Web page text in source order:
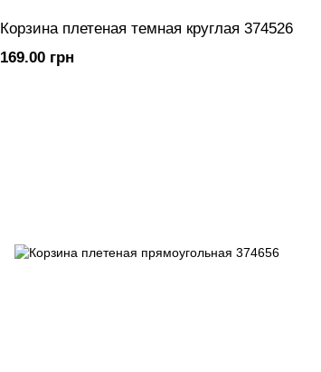
Корзина плетеная темная круглая 374526
169.00 грн